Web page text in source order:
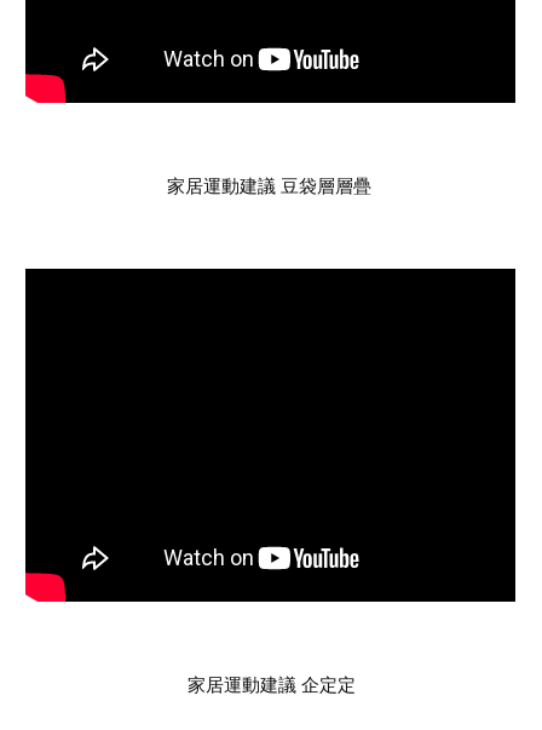
家居運動建議 豆袋層層疊
家居運動建議 企定定